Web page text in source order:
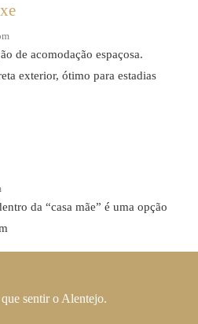
de acomodação espaçosa.
exterior, ótimo para estadias
da “casa mãe” é uma opção
sentir o Alentejo.